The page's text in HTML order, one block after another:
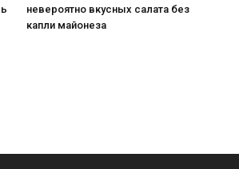
невероятно вкусных салата без
капли майонеза